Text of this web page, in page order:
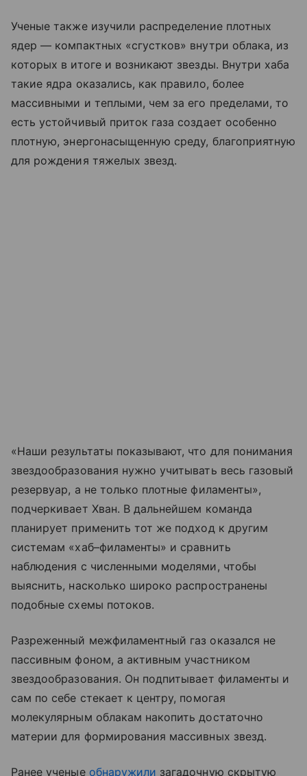
Ученые также изучили распределение плотных
ядер — компактных «сгустков» внутри облака, из
которых в итоге и возникают звезды. Внутри хаба
такие ядра оказались, как правило, более
массивными и теплыми, чем за его пределами, то
есть устойчивый приток газа создает особенно
плотную, энергонасыщенную среду, благоприятную
для рождения тяжелых звезд.
«Наши результаты показывают, что для понимания
звездообразования нужно учитывать весь газовый
резервуар, а не только плотные филаменты»,
подчеркивает Хван. В дальнейшем команда
планирует применить тот же подход к другим
системам «хаб–филаменты» и сравнить
наблюдения с численными моделями, чтобы
выяснить, насколько широко распространены
подобные схемы потоков.
Разреженный межфиламентный газ оказался не
пассивным фоном, а активным участником
звездообразования. Он подпитывает филаменты и
сам по себе стекает к центру, помогая
молекулярным облакам накопить достаточно
материи для формирования массивных звезд.
Ранее ученые обнаружили загадочную скрытую